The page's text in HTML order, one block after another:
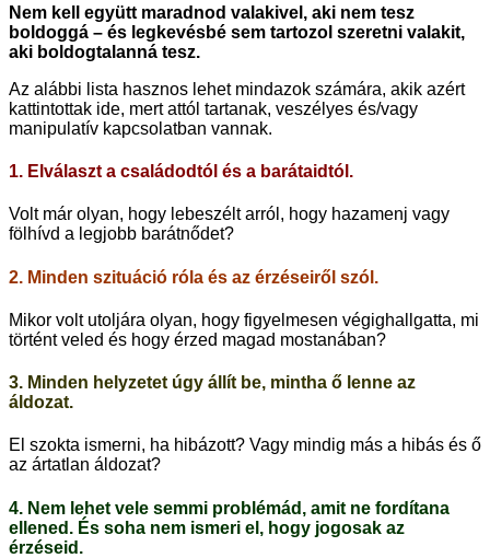
Nem kell együtt maradnod valakivel, aki nem tesz
boldoggá – és legkevésbé sem tartozol szeretni valakit,
aki boldogtalanná tesz.
Az alábbi lista hasznos lehet mindazok számára, akik azért
kattintottak ide, mert attól tartanak, veszélyes és/vagy
manipulatív kapcsolatban vannak.
1. Elválaszt a családodtól és a barátaidtól.
Volt már olyan, hogy lebeszélt arról, hogy hazamenj vagy
fölhívd a legjobb barátnődet?
2. Minden szituáció róla és az érzéseiről szól.
Mikor volt utoljára olyan, hogy figyelmesen végighallgatta, mi
történt veled és hogy érzed magad mostanában?
3. Minden helyzetet úgy állít be, mintha ő lenne az
áldozat.
El szokta ismerni, ha hibázott? Vagy mindig más a hibás és ő
az ártatlan áldozat?
4. Nem lehet vele semmi problémád, amit ne fordítana
ellened. És soha nem ismeri el, hogy jogosak az
érzéseid.